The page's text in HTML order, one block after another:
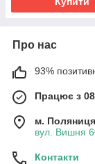
Про нас
93%
Працює з
м. Поляниця
вул. Вишня
Контакти